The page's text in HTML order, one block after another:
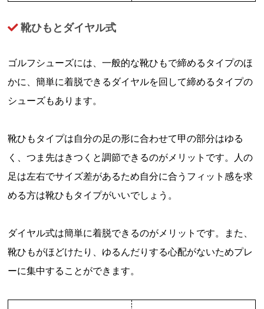
靴ひもとダイヤル式
ゴルフシューズには、一般的な靴ひもで締めるタイプのほ
かに、簡単に着脱できるダイヤルを回して締めるタイプの
シューズもあります。
靴ひもタイプは自分の足の形に合わせて甲の部分はゆる
く、つま先はきつくと調節できるのがメリットです。人の
足は左右でサイズ差があるため自分に合うフィット感を求
める方は靴ひもタイプがいいでしょう。
ダイヤル式は簡単に着脱できるのがメリットです。また、
靴ひもがほどけたり、ゆるんだりする心配がないためプレ
ーに集中することができます。